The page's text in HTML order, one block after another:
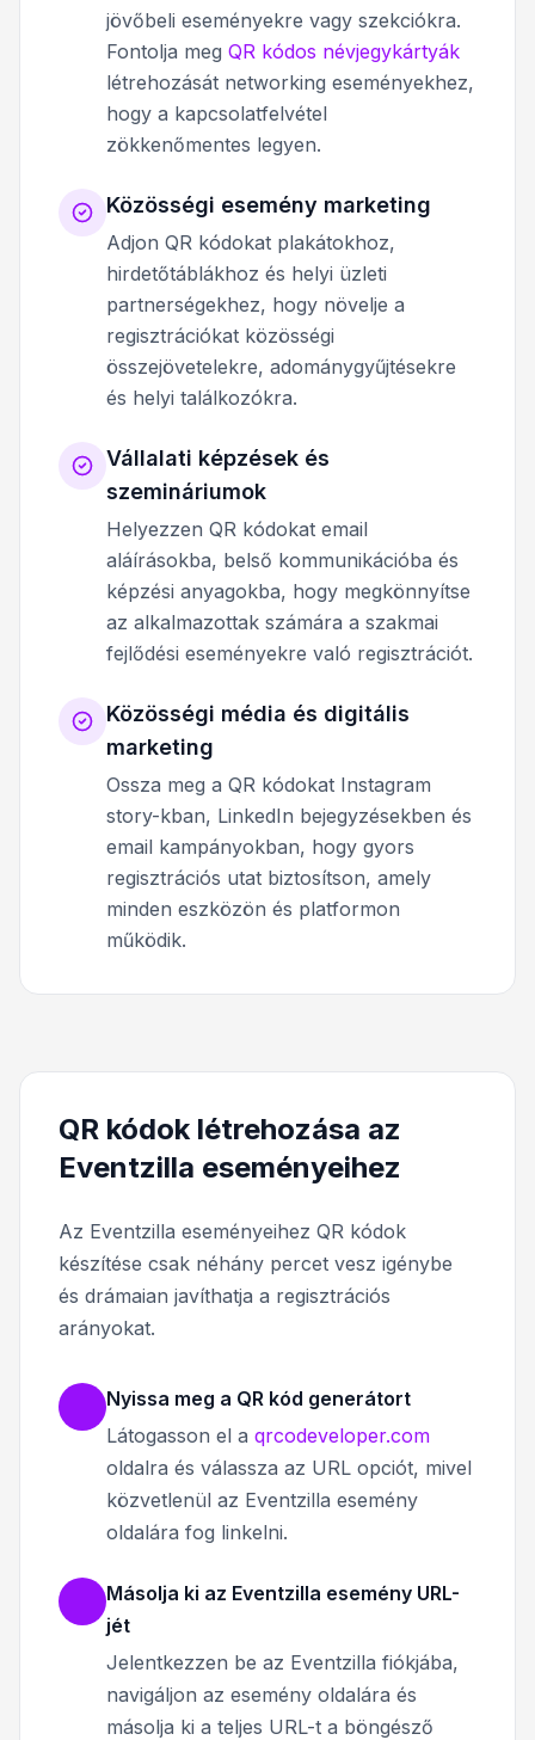
jövőbeli eseményekre vagy szekciókra.
Fontolja meg QR kódos névjegykártyák
létrehozását networking eseményekhez,
hogy a kapcsolatfelvétel
zökkenőmentes legyen.
Közösségi esemény marketing
Adjon QR kódokat plakátokhoz,
hirdetőtáblákhoz és helyi üzleti
partnerségekhez, hogy növelje a
regisztrációkat közösségi
összejövetelekre, adománygyűjtésekre
és helyi találkozókra.
Vállalati képzések és
szemináriumok
Helyezzen QR kódokat email
aláírásokba, belső kommunikációba és
képzési anyagokba, hogy megkönnyítse
az alkalmazottak számára a szakmai
fejlődési eseményekre való regisztrációt.
Közösségi média és digitális
marketing
Ossza meg a QR kódokat Instagram
story-kban, LinkedIn bejegyzésekben és
email kampányokban, hogy gyors
regisztrációs utat biztosítson, amely
minden eszközön és platformon
működik.
QR kódok létrehozása az
Eventzilla eseményeihez
Az Eventzilla eseményeihez QR kódok
készítése csak néhány percet vesz igénybe
és drámaian javíthatja a regisztrációs
arányokat.
Nyissa meg a QR kód generátort
Látogasson el a qrcodeveloper.com
oldalra és válassza az URL opciót, mivel
közvetlenül az Eventzilla esemény
oldalára fog linkelni.
Másolja ki az Eventzilla esemény URL-
jét
Jelentkezzen be az Eventzilla fiókjába,
navigáljon az esemény oldalára és
másolja ki a teljes URL-t a böngésző